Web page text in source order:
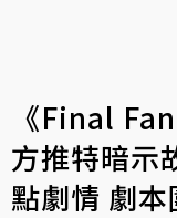
《Final
方推特暗示
點劇情 劇